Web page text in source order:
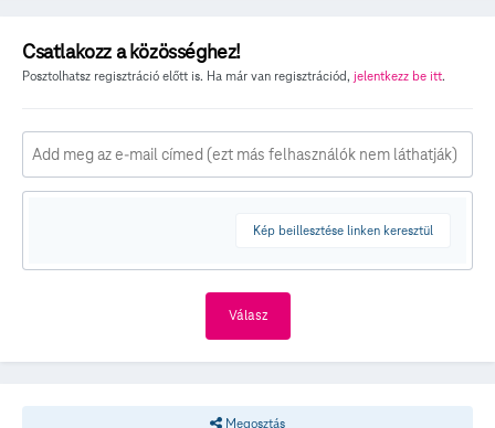
Csatlakozz a közösséghez!
Posztolhatsz regisztráció előtt is. Ha már van regisztrációd, jelentkezz be itt.
Kép beillesztése linken keresztül
Válasz
Megosztás